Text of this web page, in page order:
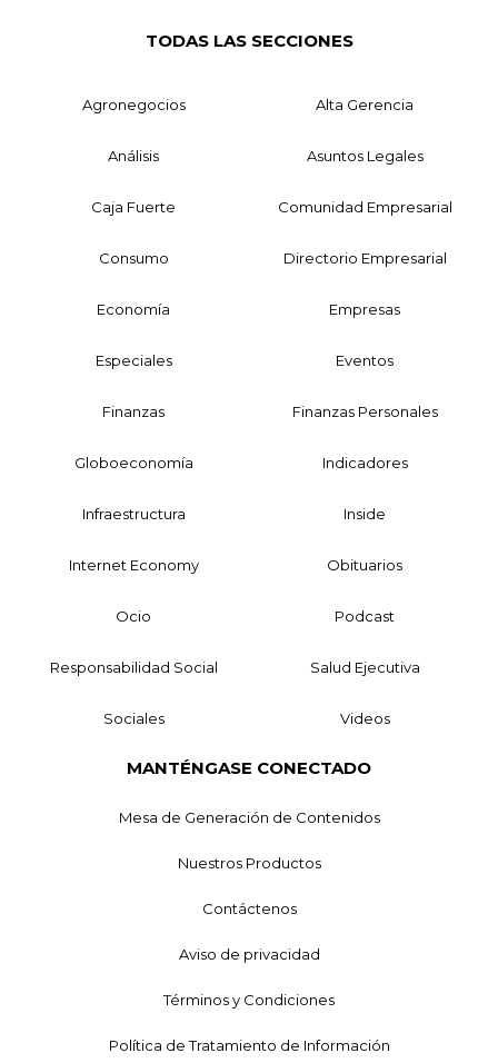
TODAS LAS SECCIONES
Agronegocios Alta Gerencia
Análisis Asuntos Legales
Caja Fuerte Comunidad Empresarial
Consumo Directorio Empresarial
Economía Empresas
Especiales Eventos
Finanzas Finanzas Personales
Globoeconomía Indicadores
Infraestructura Inside
Internet Economy Obituarios
Ocio Podcast
Responsabilidad Social Salud Ejecutiva
Sociales Videos
MANTÉNGASE CONECTADO
Mesa de Generación de Contenidos
Nuestros Productos
Contáctenos
Aviso de privacidad
Términos y Condiciones
Política de Tratamiento de Información